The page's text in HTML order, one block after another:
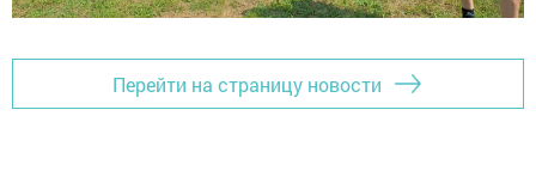
Перейти на страницу новости